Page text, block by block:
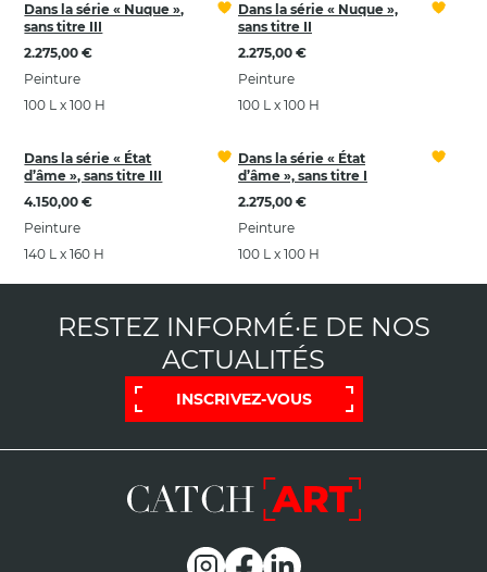
Dans la série « Nuque »,
sans titre III
2.275,00 €
Peinture
100 L x 100 H
Dans la série « Nuque »,
sans titre II
2.275,00 €
Peinture
100 L x 100 H
Dans la série « État
d’âme », sans titre III
4.150,00 €
Peinture
140 L x 160 H
Dans la série « État
d’âme », sans titre I
2.275,00 €
Peinture
100 L x 100 H
RESTEZ INFORMÉ·E DE NOS
ACTUALITÉS
INSCRIVEZ-VOUS